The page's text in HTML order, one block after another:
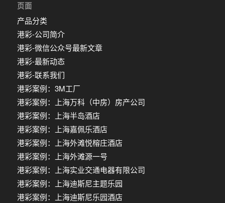
页面
产品分类
港彩-公司简介
港彩-微信公众号最新文章
港彩-最新动态
港彩-联系我们
港彩案例：3M工厂
港彩案例：上海万科（中房）房产公司
港彩案例：上海半岛酒店
港彩案例：上海嘉佩乐酒店
港彩案例：上海外滩悦榕庄酒店
港彩案例：上海外滩源一号
港彩案例：上海实业交通电器有限公司
港彩案例：上海迪斯尼主题乐园
港彩案例：上海迪斯尼乐园酒店